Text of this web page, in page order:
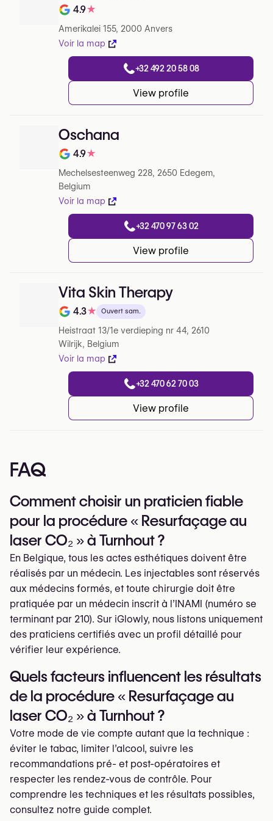
Note de sur 5 sur Google
4.9★
Amerikalei 155, 2000 Anvers
Voir la map
+32 492 20 58 08
View profile
Oschana
Note de sur 5 sur Google
4.9★
Mechelsesteenweg 228, 2650 Edegem,
Belgium
Voir la map
+32 470 97 63 02
View profile
Vita Skin Therapy
Note de sur 5 sur Google
4.3★ Ouvert sam.
Heistraat 13/1e verdieping nr 44, 2610
Wilrijk, Belgium
Voir la map
+32 470 62 70 03
View profile
FAQ
Comment choisir un praticien fiable
pour la procédure « Resurfaçage au
laser CO₂ » à Turnhout ?
En Belgique, tous les actes esthétiques doivent être
réalisés par un médecin. Les injectables sont réservés
aux médecins formés, et toute chirurgie doit être
pratiquée par un médecin inscrit à l’INAMI (numéro se
terminant par 210). Sur iGlowly, nous listons uniquement
des praticiens certifiés avec un profil détaillé pour
vérifier leur expérience.
Quels facteurs influencent les résultats
de la procédure « Resurfaçage au
laser CO₂ » à Turnhout ?
Votre mode de vie compte autant que la technique :
éviter le tabac, limiter l’alcool, suivre les
recommandations pré- et post-opératoires et
respecter les rendez-vous de contrôle. Pour
comprendre les techniques et les résultats possibles,
consultez notre guide complet.